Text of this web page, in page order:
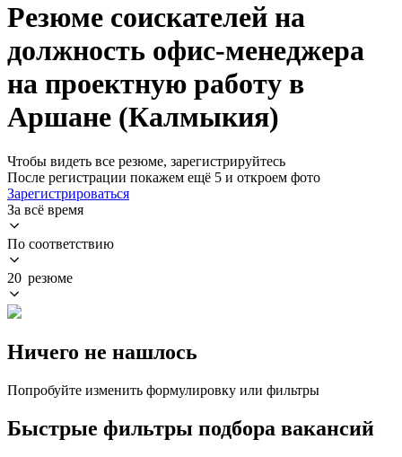
Резюме соискателей на
должность офис-менеджера
на проектную работу в
Аршане (Калмыкия)
Чтобы видеть все резюме, зарегистрируйтесь
После регистрации покажем ещё 5 и откроем фото
Зарегистрироваться
За всё время
По соответствию
20 резюме
Ничего не нашлось
Попробуйте изменить формулировку или фильтры
Быстрые фильтры подбора вакансий